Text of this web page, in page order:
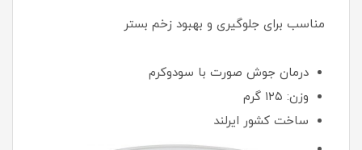
مناسب برای جلوگیری و بهبود زخم بستر
درمان جوش صورت با سودوکرم
وزن: ۱۲۵ گرم
ساخت کشور ایرلند